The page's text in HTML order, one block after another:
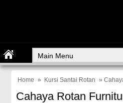
Home » Kursi Santai Rotan »
Cahaya Rotan